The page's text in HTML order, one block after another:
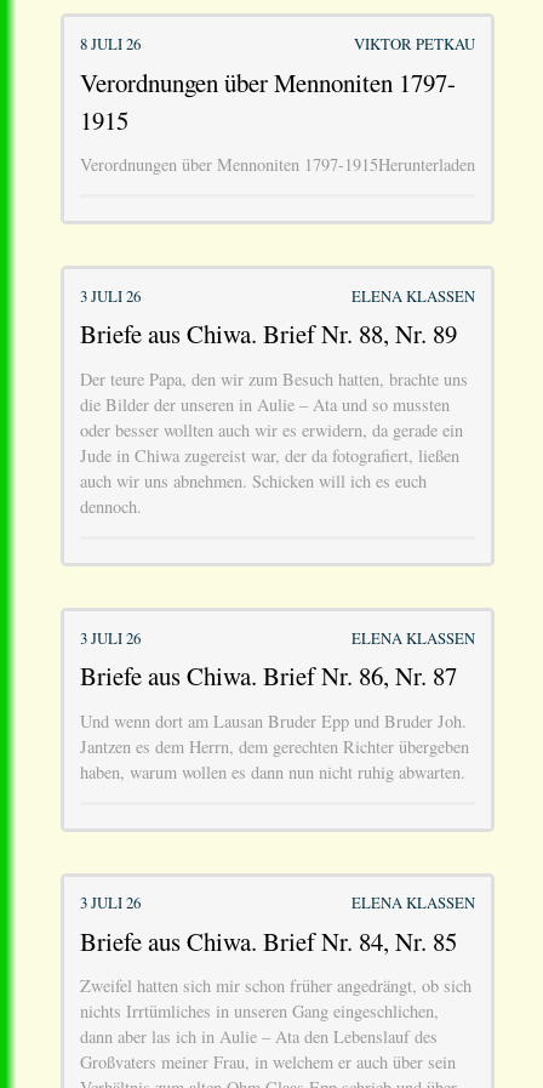
8 JULI 26 VIKTOR PETKAU
Verordnungen über Mennoniten 1797-
1915
Verordnungen über Mennoniten 1797-1915Herunterladen
3 JULI 26 ELENA KLASSEN
Briefe aus Chiwa. Brief Nr. 88, Nr. 89
Der teure Papa, den wir zum Besuch hatten, brachte uns
die Bilder der unseren in Aulie – Ata und so mussten
oder besser wollten auch wir es erwidern, da gerade ein
Jude in Chiwa zugereist war, der da fotografiert, ließen
auch wir uns abnehmen. Schicken will ich es euch
dennoch.
3 JULI 26 ELENA KLASSEN
Briefe aus Chiwa. Brief Nr. 86, Nr. 87
Und wenn dort am Lausan Bruder Epp und Bruder Joh.
Jantzen es dem Herrn, dem gerechten Richter übergeben
haben, warum wollen es dann nun nicht ruhig abwarten.
3 JULI 26 ELENA KLASSEN
Briefe aus Chiwa. Brief Nr. 84, Nr. 85
Zweifel hatten sich mir schon früher angedrängt, ob sich
nichts Irrtümliches in unseren Gang eingeschlichen,
dann aber las ich in Aulie – Ata den Lebenslauf des
Großvaters meiner Frau, in welchem er auch über sein